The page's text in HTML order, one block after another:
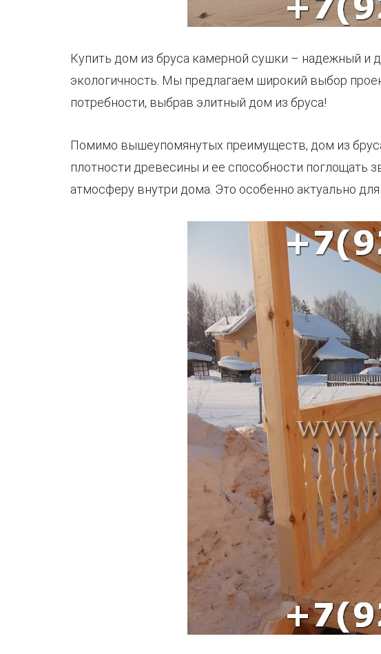
Купить дом из бруса камерной сушки – надежный и
экологичность. Мы предлагаем широкий выбор
потребности, выбрав элитный дом из бруса!
Помимо вышеупомянутых преимуществ, дом из
плотности древесины и ее способности
атмосферу внутри дома. Это особенно актуально